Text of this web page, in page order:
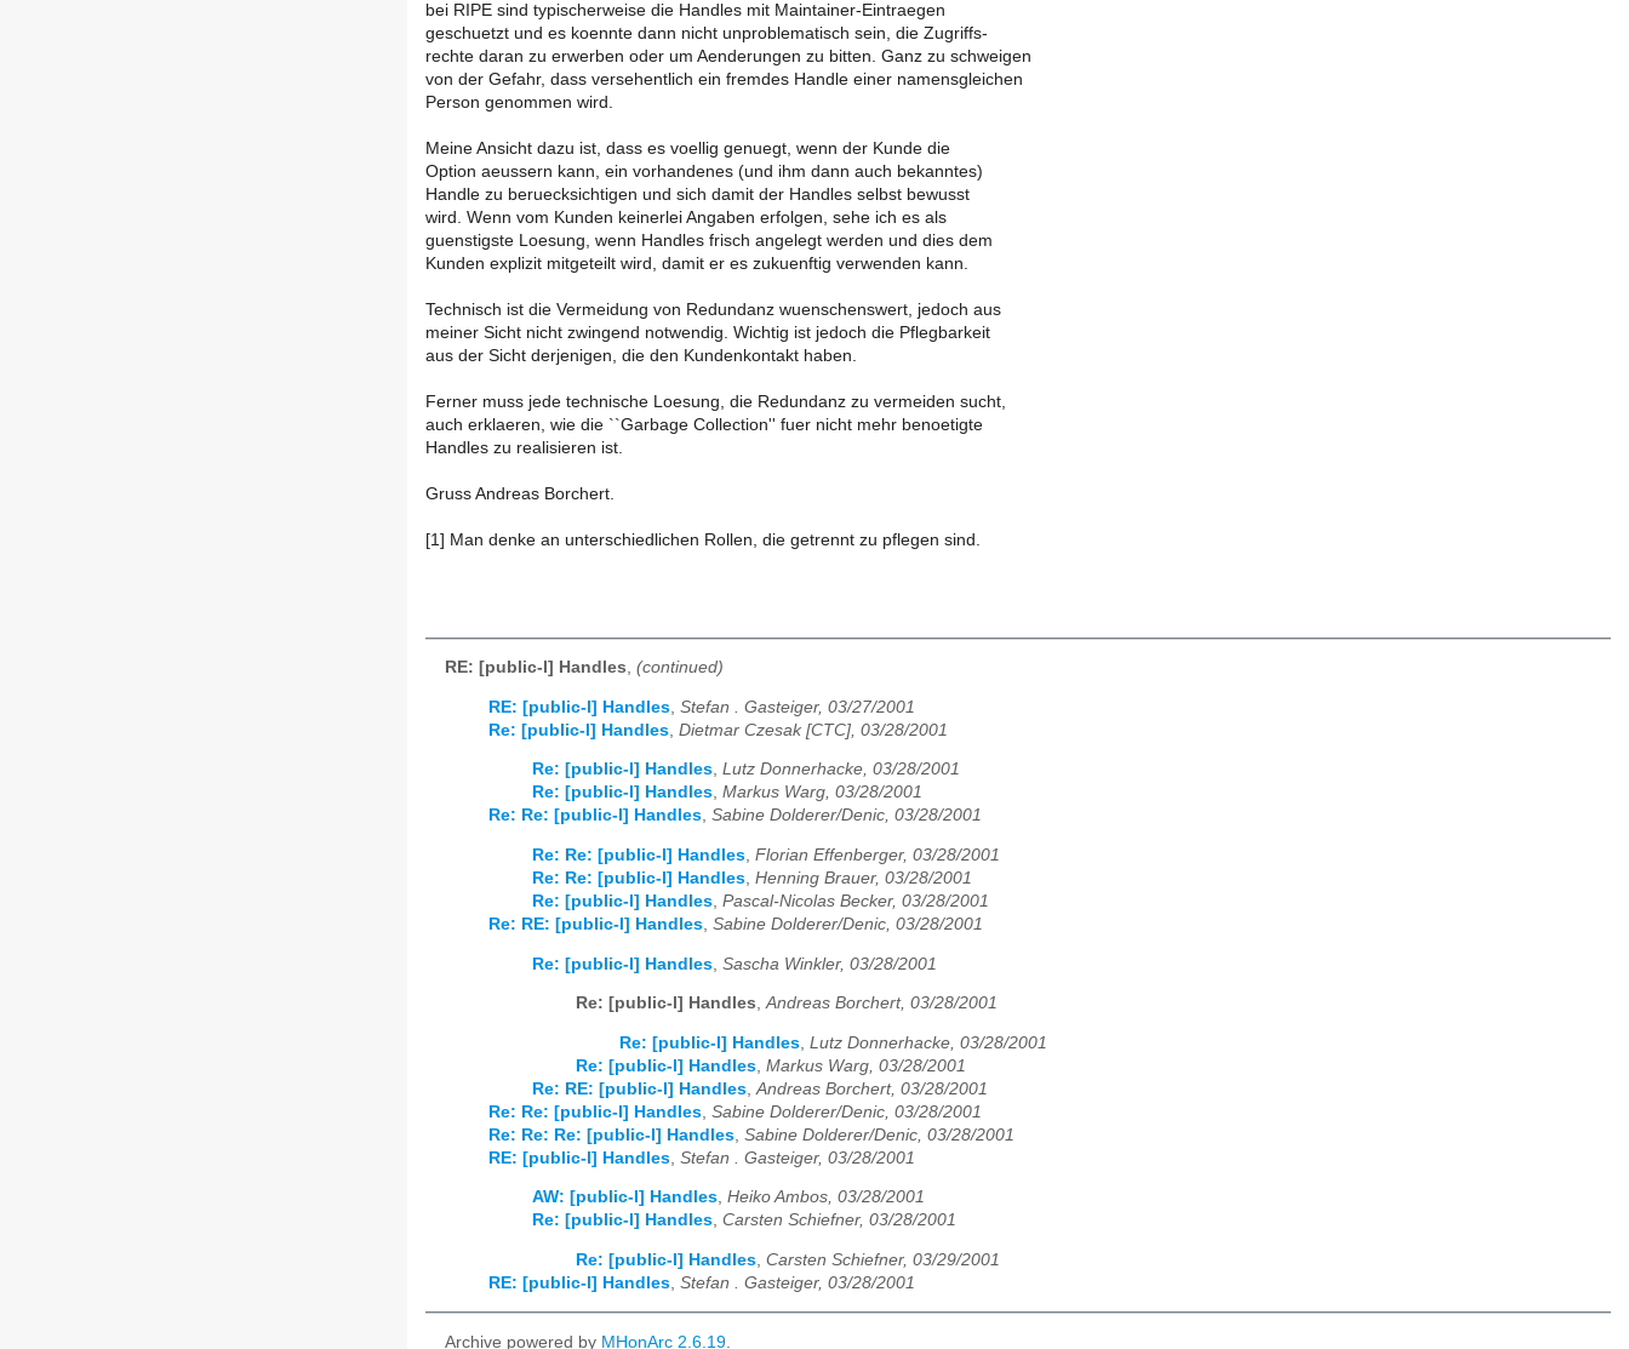
bei RIPE sind typischerweise die Handles mit Maintainer-Eintraegen
geschuetzt und es koennte dann nicht unproblematisch sein, die Zugriffs-
rechte daran zu erwerben oder um Aenderungen zu bitten. Ganz zu schweigen
von der Gefahr, dass versehentlich ein fremdes Handle einer namensgleichen
Person genommen wird.
Meine Ansicht dazu ist, dass es voellig genuegt, wenn der Kunde die
Option aeussern kann, ein vorhandenes (und ihm dann auch bekanntes)
Handle zu beruecksichtigen und sich damit der Handles selbst bewusst
wird. Wenn vom Kunden keinerlei Angaben erfolgen, sehe ich es als
guenstigste Loesung, wenn Handles frisch angelegt werden und dies dem
Kunden explizit mitgeteilt wird, damit er es zukuenftig verwenden kann.
Technisch ist die Vermeidung von Redundanz wuenschenswert, jedoch aus
meiner Sicht nicht zwingend notwendig. Wichtig ist jedoch die Pflegbarkeit
aus der Sicht derjenigen, die den Kundenkontakt haben.
Ferner muss jede technische Loesung, die Redundanz zu vermeiden sucht,
auch erklaeren, wie die ``Garbage Collection'' fuer nicht mehr benoetigte
Handles zu realisieren ist.
Gruss Andreas Borchert.
[1] Man denke an unterschiedlichen Rollen, die getrennt zu pflegen sind.
RE: [public-l] Handles, (continued)
RE: [public-l] Handles Stefan . Gasteiger, 03/27/2001
Re: [public-l] Handles Dietmar Czesak [CTC], 03/28/2001
Re: [public-l] Handles, Lutz Donnerhacke, 03/28/2001
Re: [public-l] Handles, Markus Warg, 03/28/2001
Re: Re: [public-l] Handles, Sabine Dolderer/Denic, 03/28/2001
Re: Re: [public-l] Handles, Florian Effenberger, 03/28/2001
Re: Re: [public-l] Handles, Henning Brauer, 03/28/2001
Re: [public-l] Handles, Pascal-Nicolas Becker, 03/28/2001
Re: RE: [public-l] Handles, Sabine Dolderer/Denic, 03/28/2001
Re: [public-l] Handles Sascha Winkler, 03/28/2001
Re: [public-l] Handles,Andreas Borchert, 03/28/2001
Re: [public-l] Handles Lutz Donnerhacke, 03/28/2001
Re: [public-l] Handles Markus Warg, 03/28/2001
Re: RE: [public-l] Handles Andreas Borchert, 03/28/2001
Re: Re: [public-l] Handles Sabine Dolderer/Denic, 03/28/2001
Re: Re: Re: [public-l] Handles Sabine Dolderer/Denic, 03/28/2001
RE: [public-l] Handles Stefan . Gasteiger, 03/28/2001
AW: [public-l] Handles, Heiko Ambos, 03/28/2001
Re: [public-l] Handles, Carsten Schiefner, 03/28/2001
Re: [public-l] Handles, Carsten Schiefner, 03/29/2001
RE: [public-l] Handles, Stefan . Gasteiger, 03/28/2001
Archive powered by MHonArc 2.6.19.